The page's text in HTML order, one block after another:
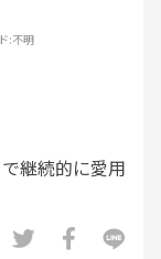
:不明
継続的に愛用